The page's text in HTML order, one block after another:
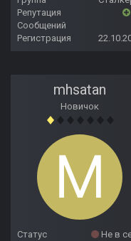
Репутация
Сообщений
Регистрация
mhsatan
Новичок
Статус
Не в